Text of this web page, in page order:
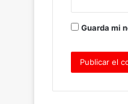
Guarda mi